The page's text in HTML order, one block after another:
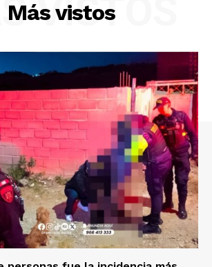
SUSCRIBETE
Andes
Más vistos
VISTOS